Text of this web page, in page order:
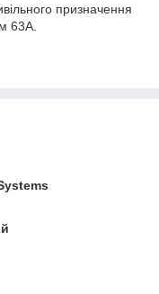
призначення
63А.